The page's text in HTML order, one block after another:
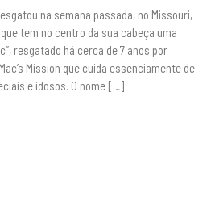
na semana passada, no Missouri,
tem no centro da sua cabeça uma
resgatado há cerca de 7 anos por
Mission que cuida essenciamente de
e idosos. O nome […]